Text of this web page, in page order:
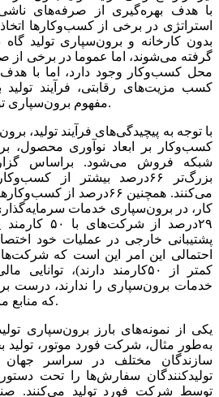
با هدف بهره‌‌‌گیری از صرفه‌‌‌های
استراتژی در برخی‌‌‌ از کسب‌وکارها
بدون کارخانه‌‌‌ و برون‌سپاری تولید
گرفته‌‌‌ می‌‌‌شوند، اما عموما در برخی‌‌‌ از
محل‌‌‌ کسب‌وکار وجود دارد، اما با
کسب‌‌‌ مزیت‌‌‌های رقابتی‌‌‌، فرآیند تولید
مفهوم برون‌سپاری تولید کاربرد بیشتری می‌‌‌یابد.
با توجه‌‌‌ به‌‌‌ پیچیدگی‌‌‌های فرآیند تولید،
کسب‌وکار بر ابعاد نوآوری محصول،
شبکه‌‌‌ فروش می‌شود. براساس
بزرگ‌تر ۶۶‌درصد بیشتر از
کار، در برون‌سپاری خدمات
٢٩‌درصد از
پشتیبانی‌‌‌ خارجی‌‌‌ در عملیات خود
احتمالی‌‌‌ این‌‌‌ امر این‌‌‌ است‌‌‌ که‌‌‌
کمتر از ۵٠کارمند دارند)،
خدمات برون‌سپاری را ندارند، درست‌‌‌
که‌‌‌ منابع‌‌‌ مالی‌‌‌ بیشتری در اختیار دارند.
یکی‌‌‌ از نمونه‌‌‌های بارز برون‌سپاری
به‌طور مثال، شرکت‌‌‌ فورد موتور،
سازندگان مختلف‌‌‌ در سراسر جهان
تولیدکنندگان سفارش‌ها را تحت‌‌‌
توسط‌‌‌ شرکت‌‌‌ فورد تولید می‌کنند.